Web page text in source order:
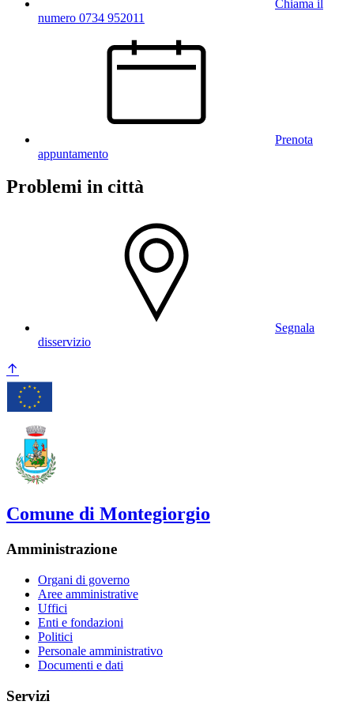
Chiama il
numero 0734 952011
Prenota
appuntamento
Problemi in città
Segnala
disservizio
Comune di Montegiorgio
Amministrazione
Organi di governo
Aree amministrative
Uffici
Enti e fondazioni
Politici
Personale amministrativo
Documenti e dati
Servizi